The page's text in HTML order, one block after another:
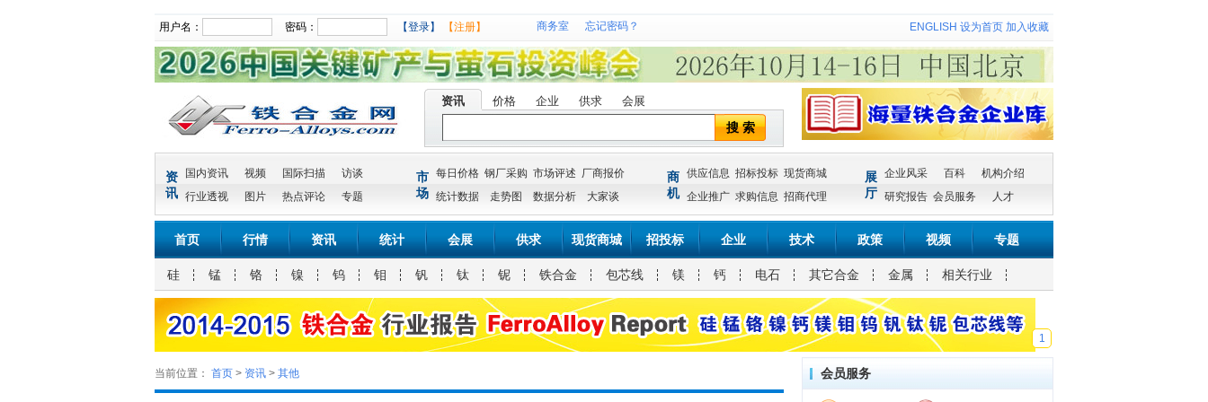
用户名： 密码： 【登录】 【注册】 商务室 忘记密码？ ENGLISH 设为首页 加入收藏
资讯 价格 企业 供求 会展
搜 索
资
讯
国内资讯 视频 国际扫描
访谈
行业透视
图片 热点评论 专题
市
场
每日价格 钢厂采购 市场评述 厂商报价
统计数据
走势图 数据分析 大家谈
商
机
供应信息 招标投标 现货商城
企业推广 求购信息 招商代理
展
厅
企业风采 百科
机构介绍
研究报告 会员服务 人才
首页 行情 资讯 统计 会展 供求 现货商城 招投标 企业 技术 政策 视频 专题
硅 锰 铬 镍 钨 钼 钒 钛 铌 铁合金 包芯线 镁 钙 电石 其它合金 金属 相关行业
1
当前位置： 首页 > 资讯 > 其他 会员服务